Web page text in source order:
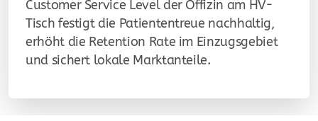
Customer Service Level der Offizin am HV-
Tisch festigt die Patiententreue nachhaltig,
erhöht die Retention Rate im Einzugsgebiet
und sichert lokale Marktanteile.